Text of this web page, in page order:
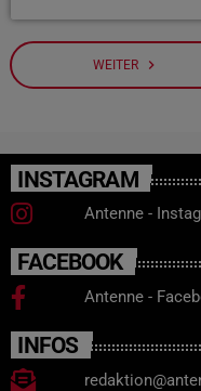
WEITER navigate_next
INSTAGRAM
Antenne -
FACEBOOK
Antenne -
INFOS